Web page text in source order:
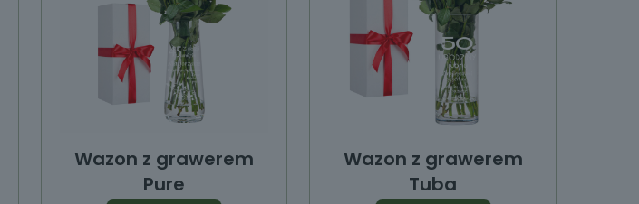
Wazon z grawerem
Pure
Wazon z grawerem
Tuba